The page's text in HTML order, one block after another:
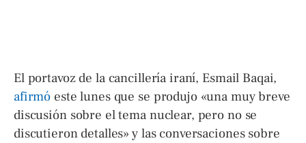
El portavoz de la cancillería iraní, Esmail Baqai,
afirmó este lunes que se produjo «una muy breve
discusión sobre el tema nuclear, pero no se
discutieron detalles» y las conversaciones sobre